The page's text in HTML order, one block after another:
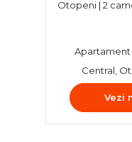
Otopeni | 2
Apartament
Central,
Vezi